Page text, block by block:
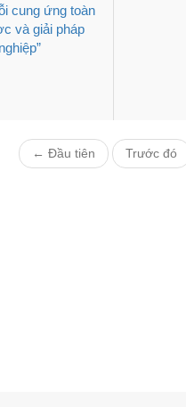
cung ứng toàn
và giải pháp
← Đầu tiên Trước đó